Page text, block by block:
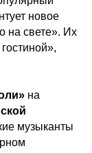
новое
на свете». Их
на
музыканты